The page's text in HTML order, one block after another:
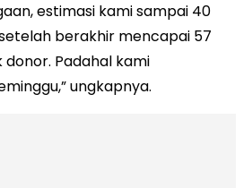
estimasi kami sampai 40
berakhir mencapai 57
Padahal kami
ungkapnya.